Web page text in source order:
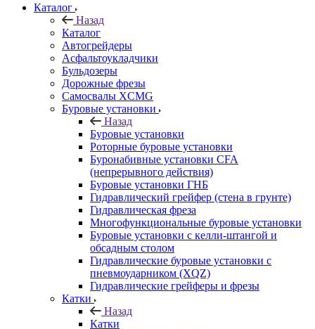
Каталог
Назад
Каталог
Автогрейдеры
Асфальтоукладчики
Бульдозеры
Дорожные фрезы
Самосвалы XCMG
Буровые установки
Назад
Буровые установки
Роторные буровые установки
Буронабивные установки CFA
(непрерывного действия)
Буровые установки ГНБ
Гидравлический грейфер (стена в грунте)
Гидравлическая фреза
Многофункциональные буровые установки
Буровые установки с келли-штангой и
обсадным столом
Гидравлические буровые установки с
пневмоударником (XQZ)
Гидравлические грейферы и фрезы
Катки
Назад
Катки